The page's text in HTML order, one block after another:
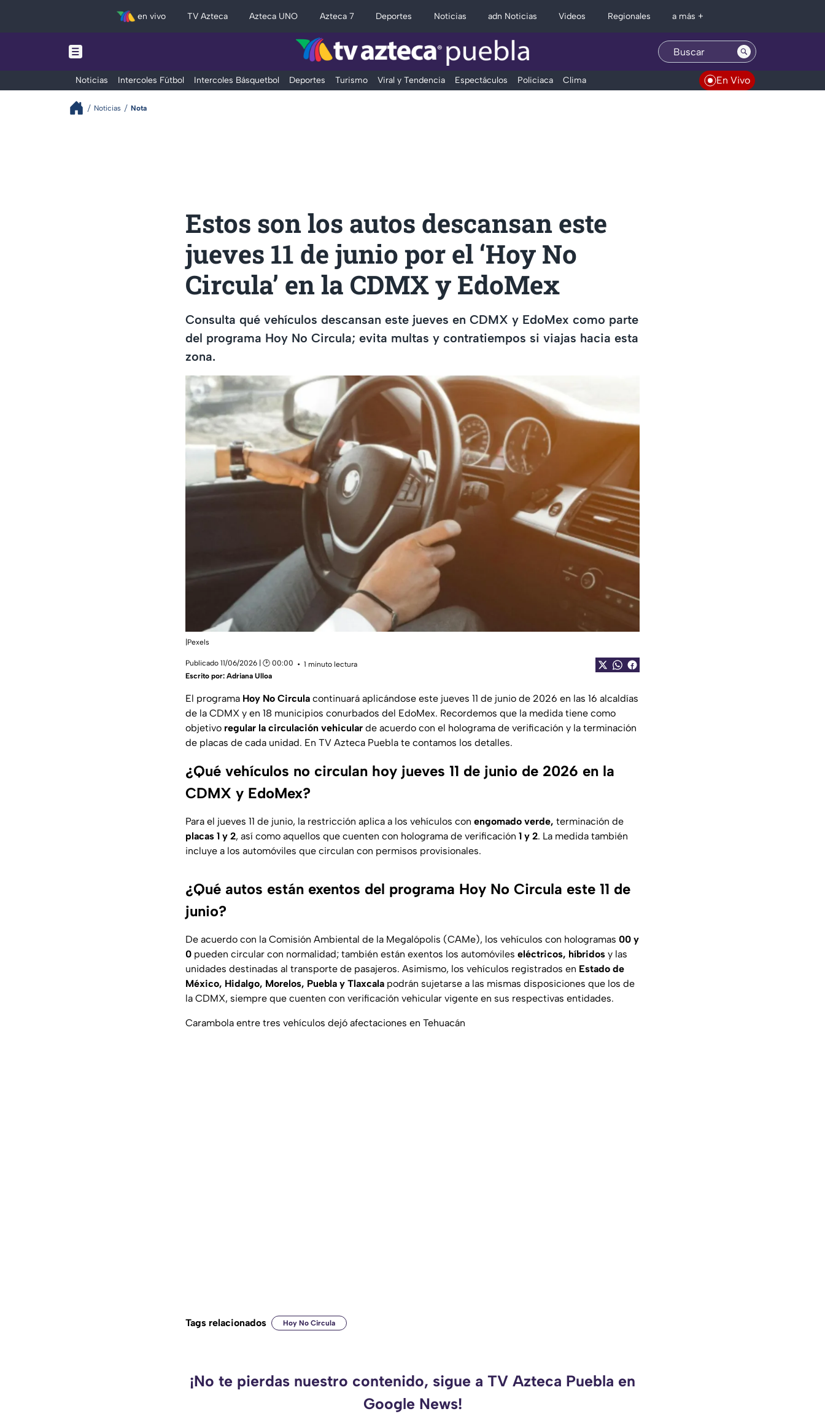
en vivo TV Azteca Azteca UNO Azteca 7 Deportes Noticias adn Noticias Videos Regionales a más +
Noticias Intercoles Fútbol Intercoles Básquetbol Deportes Turismo Viral y Tendencia Espectáculos Policiaca Clima En Vivo
Noticias Nota
Estos son los autos descansan este
jueves 11 de junio por el ‘Hoy No
Circula’ en la CDMX y EdoMex
Consulta qué vehículos descansan este jueves en CDMX y EdoMex como parte
del programa Hoy No Circula; evita multas y contratiempos si viajas hacia esta
zona.
|Pexels
Publicado 11/06/2026 | 🕑 00:00
1 minuto lectura
Escrito por: Adriana Ulloa
El programa Hoy No Circula continuará aplicándose este jueves 11 de junio de 2026 en las 16 alcaldías
de la CDMX y en 18 municipios conurbados del EdoMex. Recordemos que la medida tiene como
objetivo regular la circulación vehicular de acuerdo con el holograma de verificación y la terminación
de placas de cada unidad. En TV Azteca Puebla te contamos los detalles.
¿Qué vehículos no circulan hoy jueves 11 de junio de 2026 en la
CDMX y EdoMex?
Para el jueves 11 de junio, la restricción aplica a los vehículos con engomado verde, terminación de
placas 1 y 2, así como aquellos que cuenten con holograma de verificación 1 y 2. La medida también
incluye a los automóviles que circulan con permisos provisionales.
¿Qué autos están exentos del programa Hoy No Circula este 11 de
junio?
De acuerdo con la Comisión Ambiental de la Megalópolis (CAMe), los vehículos con hologramas 00 y
0 pueden circular con normalidad; también están exentos los automóviles eléctricos, híbridos y las
unidades destinadas al transporte de pasajeros. Asimismo, los vehículos registrados en Estado de
México, Hidalgo, Morelos, Puebla y Tlaxcala podrán sujetarse a las mismas disposiciones que los de
la CDMX, siempre que cuenten con verificación vehicular vigente en sus respectivas entidades.
Carambola entre tres vehículos dejó afectaciones en Tehuacán
Tags relacionados Hoy No Circula
¡No te pierdas nuestro contenido, sigue a TV Azteca Puebla en
Google News!